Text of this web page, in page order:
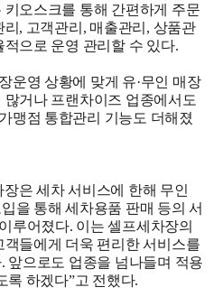
오스크를 통해 간편하게 주문
, 고객관리, 매출관리, 상품관
으로 운영 관리할 수 있다.
운영 상황에 맞게 유·무인 매장
거나 프랜차이즈 업종에서도
맹점 통합관리 기능도 더해졌
은 세차 서비스에 한해 무인
을 통해 세차용품 판매 등의 서
루어졌다. 이는 셀프세차장의
들에게 더욱 편리한 서비스를
앞으로도 업종을 넘나들며 적용
록 하겠다”고 전했다.